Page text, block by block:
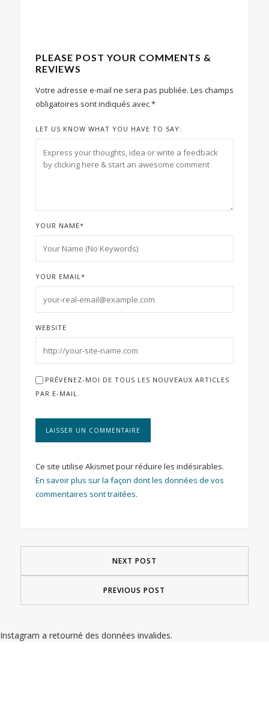
PLEASE POST YOUR COMMENTS &
REVIEWS
Votre adresse e-mail ne sera pas publiée. Les champs
obligatoires sont indiqués avec*
LET US KNOW WHAT YOU HAVE TO SAY:
YOUR NAME*
YOUR EMAIL *
WEBSITE
PRÉVENEZ-MOI DE TOUS LES NOUVEAUX ARTICLES
PAR E-MAIL.
Ce site utilise Akismet pour réduire les indésirables.
En savoir plus sur la façon dont les données de vos
commentaires sont traitées.
NEXT POST
PREVIOUS POST
Instagram a retourné des données invalides.